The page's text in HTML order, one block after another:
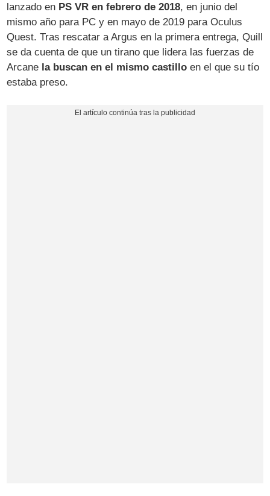
lanzado en PS VR en febrero de 2018, en junio del
mismo año para PC y en mayo de 2019 para Oculus
Quest. Tras rescatar a Argus en la primera entrega, Quill
se da cuenta de que un tirano que lidera las fuerzas de
Arcane la buscan en el mismo castillo en el que su tío
estaba preso.